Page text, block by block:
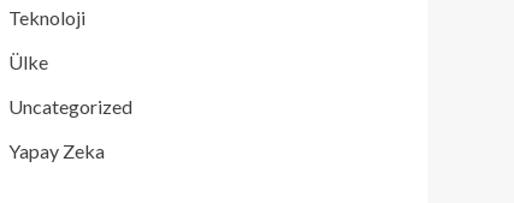
Teknoloji
Ülke
Uncategorized
Yapay Zeka